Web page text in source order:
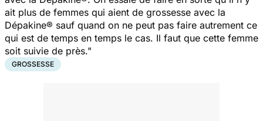
ait plus de femmes qui aient de grossesse avec la
Dépakine® sauf quand on ne peut pas faire autrement ce
qui est de temps en temps le cas. Il faut que cette femme
soit suivie de près."
GROSSESSE